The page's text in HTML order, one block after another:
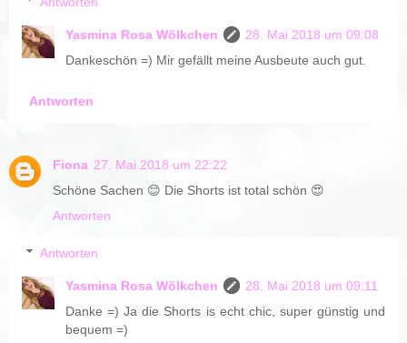
Yasmina Rosa Wölkchen
28. Mai 2018 um 09:08
Dankeschön =) Mir gefällt meine Ausbeute auch gut.
Antworten
Fiona 27. Mai 2018 um 22:22
Schöne Sachen 😊 Die Shorts ist total schön 😍
Antworten
Antworten
Yasmina Rosa Wölkchen
28. Mai 2018 um 09:11
Danke =) Ja die Shorts is echt chic, super günstig und
bequem =)